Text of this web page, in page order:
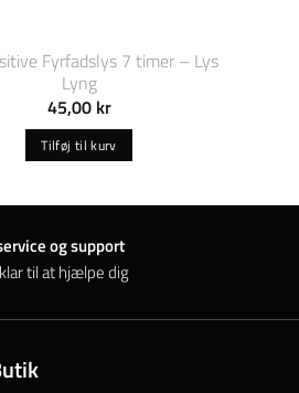
Fyrfadslys 7 timer – Lys
Lyng
45,00 kr
Tilføj til kurv
og support
til at hjælpe dig